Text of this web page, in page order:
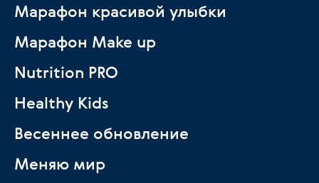
Марафон красивой улыбки
Марафон Make up
Nutrition PRO
Healthy Kids
Весеннее обновление
Меняю мир